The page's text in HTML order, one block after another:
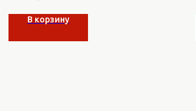
В корзину